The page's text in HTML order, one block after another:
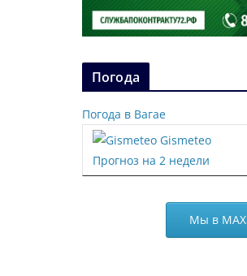
Погода
Погода в Вагае
Gismeteo
Прогноз на 2 недели
Мы в МАХ